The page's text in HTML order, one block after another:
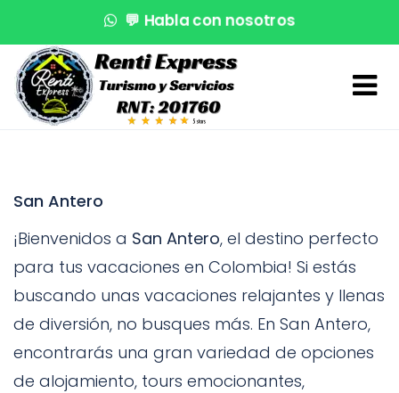
¡Reserva en segundos! 🚤 Atención VIP
💬 Habla con nosotros
San Antero
¡Bienvenidos a San Antero, el destino perfecto
para tus vacaciones en Colombia! Si estás
buscando unas vacaciones relajantes y llenas
de diversión, no busques más. En San Antero,
encontrarás una gran variedad de opciones
de alojamiento, tours emocionantes,